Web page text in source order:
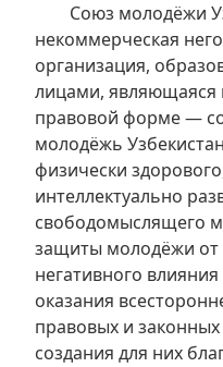
Союз молодёжи
некоммерческая
организация,
лицами, являющаяся
правовой форме —
молодёжь
физически
интеллектуально
свободомыслящего
защиты молодёжи от
негативного
оказания
правовых и
создания для них